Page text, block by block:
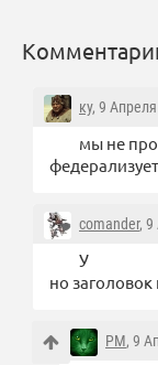
ку, 9
мы не
comander, 9
У
но
PM, 9